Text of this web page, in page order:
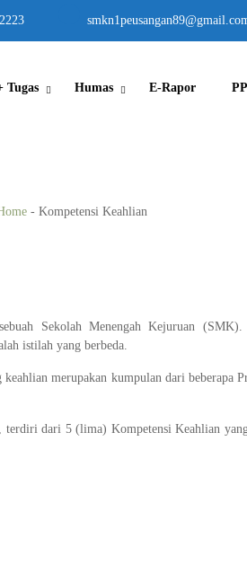
Tugas Humas E-Rapor
- Kompetensi Keahlian
Sekolah Menengah Kejuruan
istilah yang berbeda.
merupakan kumpulan dari beberapa
terdiri dari 5 (lima) Kompetensi Keahlian